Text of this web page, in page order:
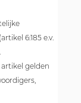
6:185 e.v.
gelden